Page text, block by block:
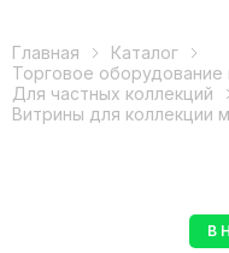
Главная
Каталог
Торговое
Для частных коллекций
Витрины для коллекции
В